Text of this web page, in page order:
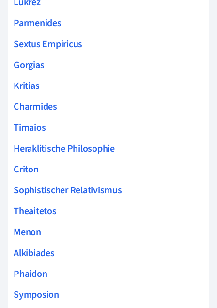
Parmenides
Sextus Empiricus
Gorgias
Kritias
Charmides
Timaios
Heraklitische Philosophie
Criton
Sophistischer Relativismus
Theaitetos
Menon
Alkibiades
Phaidon
Symposion